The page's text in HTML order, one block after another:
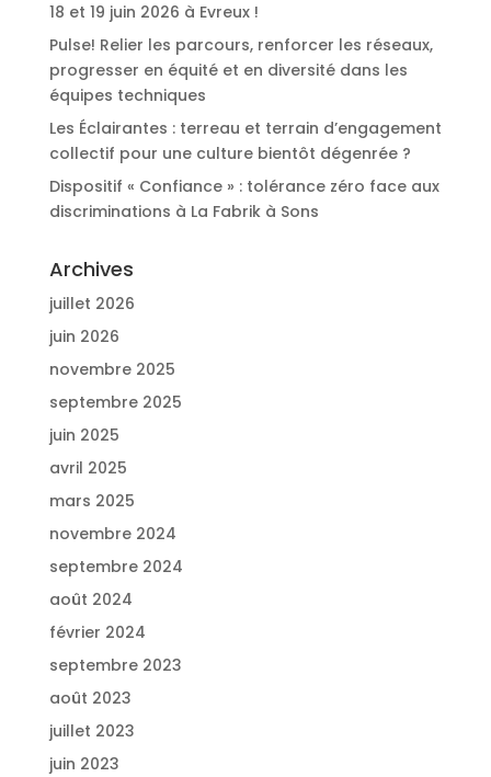
18 et 19 juin 2026 à Evreux !
Pulse! Relier les parcours, renforcer les réseaux,
progresser en équité et en diversité dans les
équipes techniques
Les Éclairantes : terreau et terrain d’engagement
collectif pour une culture bientôt dégenrée ?
Dispositif « Confiance » : tolérance zéro face aux
discriminations à La Fabrik à Sons
Archives
juillet 2026
juin 2026
novembre 2025
septembre 2025
juin 2025
avril 2025
mars 2025
novembre 2024
septembre 2024
août 2024
février 2024
septembre 2023
août 2023
juillet 2023
juin 2023